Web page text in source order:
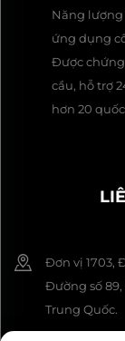
Năng lượng
ứng dụng
Được chứng
cầu, hỗ trợ
hơn 20
Đơn vị 1703,
Đường số
Trung Quốc.